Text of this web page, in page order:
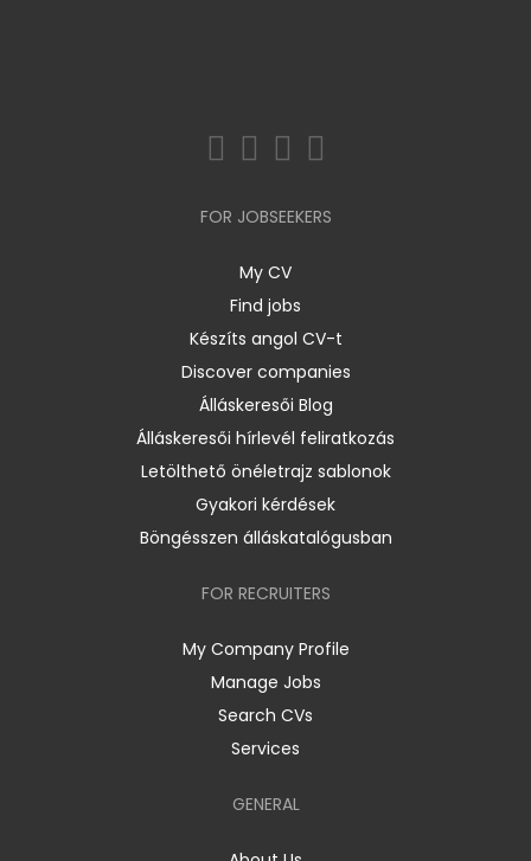
FOR JOBSEEKERS
My CV
Find jobs
Készíts angol CV-t
Discover companies
Álláskeresői Blog
Álláskeresői hírlevél feliratkozás
Letölthető önéletrajz sablonok
Gyakori kérdések
Böngésszen álláskatalógusban
FOR RECRUITERS
My Company Profile
Manage Jobs
Search CVs
Services
GENERAL